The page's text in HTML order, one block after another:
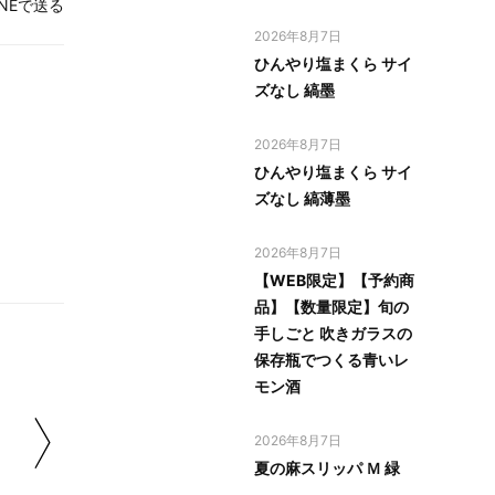
で送る
2026年8月7日
ひんやり塩まくら サイ
ズなし 縞墨
2026年8月7日
ひんやり塩まくら サイ
ズなし 縞薄墨
2026年8月7日
【WEB限定】【予約商
品】【数量限定】旬の
手しごと 吹きガラスの
保存瓶でつくる青いレ
モン酒
2026年8月7日
夏の麻スリッパ Ｍ 緑